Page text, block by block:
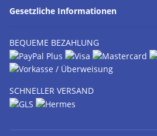
Gesetzliche Informationen
BEQUEME BEZAHLUNG
SCHNELLER VERSAND